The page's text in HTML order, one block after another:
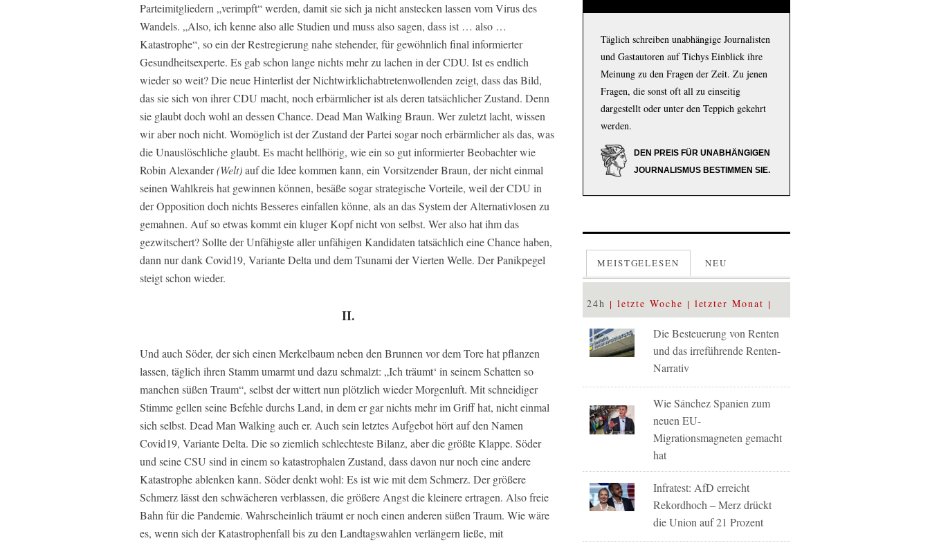
Parteimitgliedern „verimpft“ werden, damit sie sich ja nicht anstecken lassen vom Virus des
Wandels. „Also, ich kenne also alle Studien und muss also sagen, dass ist … also …
Katastrophe“, so ein der Restregierung nahe stehender, für gewöhnlich final informierter
Gesundheitsexperte. Es gab schon lange nichts mehr zu lachen in der CDU. Ist es endlich
wieder so weit? Die neue Hinterlist der Nichtwirklichabtretenwollenden zeigt, dass das Bild,
das sie sich von ihrer CDU macht, noch erbärmlicher ist als deren tatsächlicher Zustand. Denn
sie glaubt doch wohl an dessen Chance. Dead Man Walking Braun. Wer zuletzt lacht, wissen
wir aber noch nicht. Womöglich ist der Zustand der Partei sogar noch erbärmlicher als das, was
die Unauslöschliche glaubt. Es macht hellhörig, wie ein so gut informierter Beobachter wie
Robin Alexander(Welt)auf die Idee kommen kann, ein Vorsitzender Braun, der nicht einmal
seinen Wahlkreis hat gewinnen können, besäße sogar strategische Vorteile, weil der CDU in
der Opposition doch nichts Besseres einfallen könne, als an das System der Alternativlosen zu
gemahnen. Auf so etwas kommt ein kluger Kopf nicht von selbst. Wer also hat ihm das
gezwitschert? Sollte der Unfähigste aller unfähigen Kandidaten tatsächlich eine Chance haben,
dann nur dank Covid19, Variante Delta und dem Tsunami der Vierten Welle. Der Panikpegel
steigt schon wieder.
II.
Und auch Söder, der sich einen Merkelbaum neben den Brunnen vor dem Tore hat pflanzen
lassen, täglich ihren Stamm umarmt und dazu schmalzt: „Ich träumt‘ in seinem Schatten so
manchen süßen Traum“, selbst der wittert nun plötzlich wieder Morgenluft. Mit schneidiger
Stimme gellen seine Befehle durchs Land, in dem er gar nichts mehr im Griff hat, nicht einmal
sich selbst. Dead Man Walking auch er. Auch sein letztes Aufgebot hört auf den Namen
Covid19, Variante Delta. Die so ziemlich schlechteste Bilanz, aber die größte Klappe. Söder
und seine CSU sind in einem so katastrophalen Zustand, dass davon nur noch eine andere
Katastrophe ablenken kann. Söder denkt wohl: Es ist wie mit dem Schmerz. Der größere
Schmerz lässt den schwächeren verblassen, die größere Angst die kleinere ertragen. Also freie
Bahn für die Pandemie. Wahrscheinlich träumt er noch einen anderen süßen Traum. Wie wäre
es, wenn sich der Katastrophenfall bis zu den Landtagswahlen verlängern ließe, mit
Täglich schreiben unabhängige Journalisten
und Gastautoren auf Tichys Einblick ihre
Meinung zu den Fragen der Zeit. Zu jenen
Fragen, die sonst oft all zu einseitig
dargestellt oder unter den Teppich gekehrt
werden.
DEN PREIS FÜR UNABHÄNGIGEN
JOURNALISMUS BESTIMMEN SIE.
MEISTGELESEN NEU
24h letzte Woche letzter Monat
Die Besteuerung von Renten
und das irreführende Renten-
Narrativ
Wie Sánchez Spanien zum
neuen EU-
Migrationsmagneten gemacht
hat
Infratest: AfD erreicht
Rekordhoch – Merz drückt
die Union auf 21 Prozent